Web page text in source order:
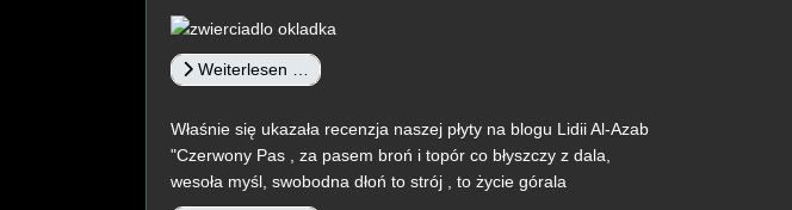
Weiterlesen …
Właśnie się ukazała recenzja naszej płyty na blogu Lidii Al-Azab
"Czerwony Pas , za pasem broń i topór co błyszczy z dala,
wesoła myśl, swobodna dłoń to strój , to życie górala